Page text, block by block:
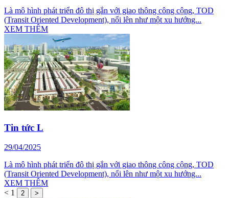
Là mô hình phát triển đô thị gắn với giao thông công cộng, TOD
(Transit Oriented Development), nổi lên như một xu hướng...
XEM THÊM
Tin tức L
29/04/2025
Là mô hình phát triển đô thị gắn với giao thông công cộng, TOD
(Transit Oriented Development), nổi lên như một xu hướng...
XEM THÊM
< 1 2 >